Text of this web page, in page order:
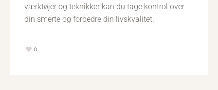
værktøjer og teknikker kan du tage kontrol over
din smerte og forbedre din livskvalitet.
0